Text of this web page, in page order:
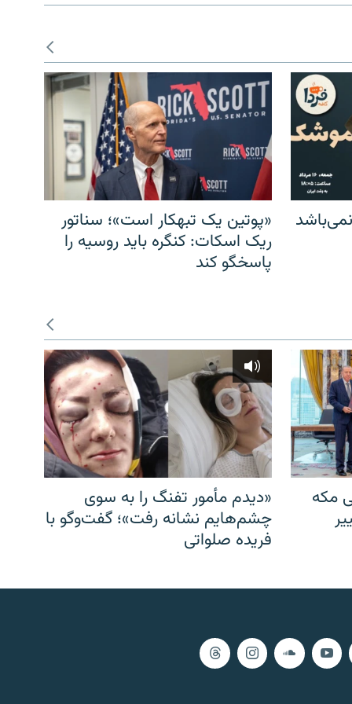
«پوتین یک تبهکار است»؛ سناتور
ریک اسکات: کنگره باید روسیه را
پاسخگو کند
مکه
«دیدم مأمور تفنگ را به سوی
چشم‌هایم نشانه رفت»؛ گفت‌و‌گو با
فریده صلواتی